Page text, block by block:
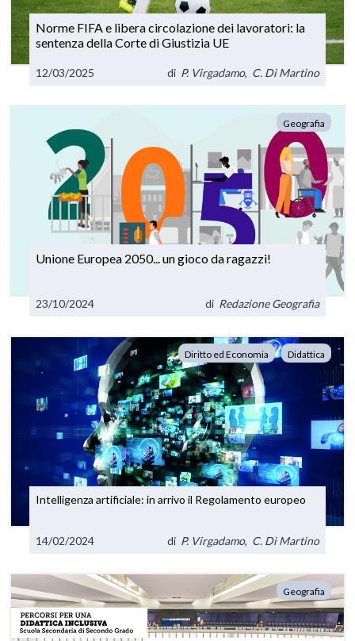
Norme FIFA e libera circolazione dei lavoratori: la
sentenza della Corte di Giustizia UE
12/03/2025 di P. Virgadamo, C. Di Martino
Geografia
Unione Europea 2050... un gioco da ragazzi!
23/10/2024 di Redazione Geografia
Diritto ed Economia Didattica
Intelligenza artificiale: in arrivo il Regolamento europeo
14/02/2024 di P. Virgadamo, C. Di Martino
Geografia